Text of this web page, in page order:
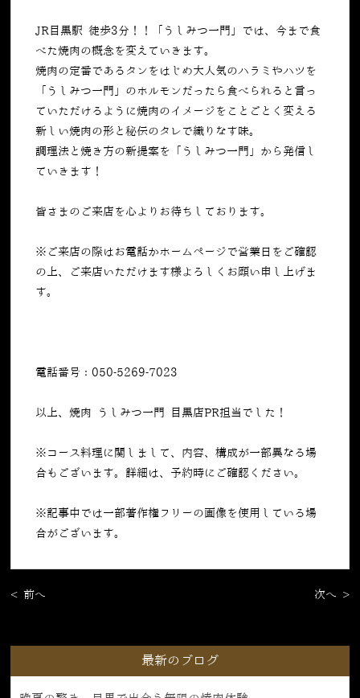
JR目黒駅 徒歩3分！！「うしみつ一門」では、今まで食
べた焼肉の概念を変えていきます。
焼肉の定番であるタンをはじめ大人気のハラミやハツを
「うしみつ一門」のホルモンだったら食べられると言っ
ていただけるように焼肉のイメージをことごとく変える
新しい焼肉の形と秘伝のタレで織りなす味。
調理法と焼き方の新提案を「うしみつ一門」から発信し
ていきます！
皆さまのご来店を心よりお待ちしております。
※ご来店の際はお電話かホームページで営業日をご確認
の上、ご来店いただけます様よろしくお願い申し上げま
す。
電話番号：050-5269-7023
以上、焼肉 うしみつ一門 目黒店PR担当でした！
※コース料理に関しまして、内容、構成が一部異なる場
合もございます。詳細は、予約時にご確認ください。
※記事中では一部著作権フリーの画像を使用している場
合がございます。
< 前へ 次へ >
最新のブログ